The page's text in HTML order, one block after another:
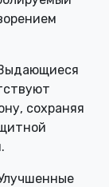
сохраняя